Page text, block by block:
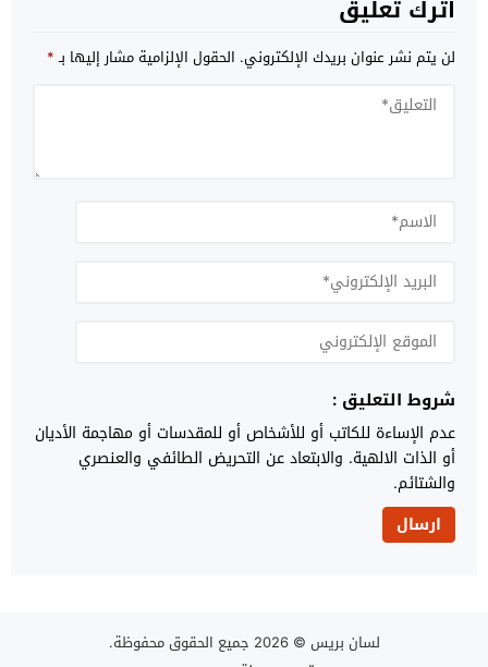
اترك تعليق
لن يتم نشر عنوان بريدك الإلكتروني. الحقول الإلزامية مشار إليها بـ*
شروط التعليق :
عدم الإساءة للكاتب أو للأشخاص أو للمقدسات أو مهاجمة الأديان
أو الذات الالهية. والابتعاد عن التحريض الطائفي والعنصري
والشتائم.
لسان بريس © 2026 جميع الحقوق محفوظة.